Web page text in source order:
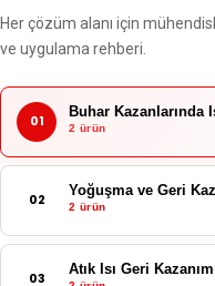
Her çözüm alanı için
ve uygulama rehberi.
01
Buhar Kazanlarında
2 ürün
02
Yoğuşma ve Geri
2 ürün
03
Atık Isı Geri